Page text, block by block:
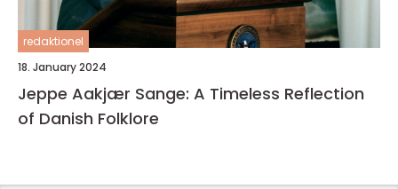
redaktionel
18. January 2024
Jeppe Aakjær Sange: A Timeless Reflection
of Danish Folklore